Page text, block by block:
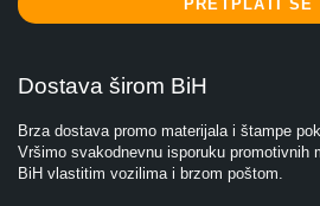
PRETPLATI SE
Dostava širom BiH
Brza dostava promo materijala i štampe
Vršimo svakodnevnu isporuku promotivnih
BiH vlastitim vozilima i brzom poštom.